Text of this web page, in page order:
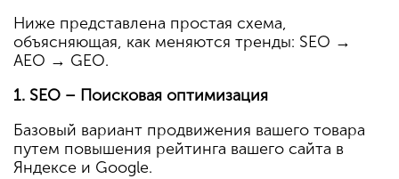
Ниже представлена простая схема,
объясняющая, как меняются тренды: SEO →
AEO → GEO.
1. SEO – Поисковая оптимизация
Базовый вариант продвижения вашего товара
путем повышения рейтинга вашего сайта в
Яндексе и Google.